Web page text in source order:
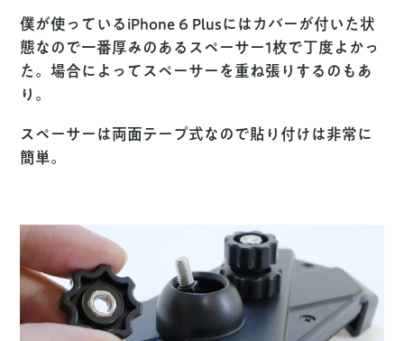
僕が使っているiPhone 6 Plusにはカバーが付いた状
態なので一番厚みのあるスペーサー1枚で丁度よかっ
た。場合によってスペーサーを重ね張りするのもあ
り。
スペーサーは両面テープ式なので貼り付けは非常に
簡単。